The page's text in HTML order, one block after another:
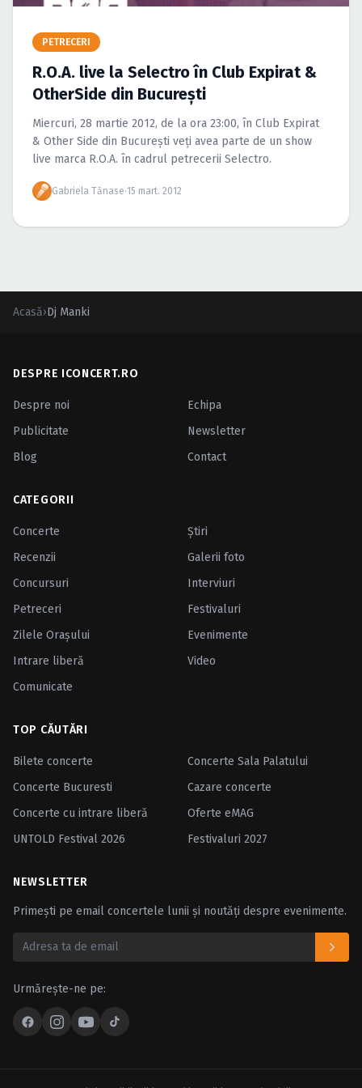
Caută în site...
PETRECERI
R.O.A. live la Selectro în Club Expirat &
OtherSide din Bucureşti
Miercuri, 28 martie 2012, de la ora 23:00, în Club Expirat
& Other Side din Bucureşti veţi avea parte de un show
live marca R.O.A. în cadrul petrecerii Selectro.
Gabriela Tănase·15 mart. 2012
Acasă›Dj Manki
DESPRE ICONCERT.RO
Despre noi
Echipa
Publicitate
Newsletter
Blog
Contact
CATEGORII
Concerte
Ştiri
Recenzii
Galerii foto
Concursuri
Interviuri
Petreceri
Festivaluri
Zilele Oraşului
Evenimente
Intrare liberă
Video
Comunicate
TOP CĂUTĂRI
Bilete concerte
Concerte Sala Palatului
Concerte Bucuresti
Cazare concerte
Concerte cu intrare liberă
Oferte eMAG
UNTOLD Festival 2026
Festivaluri 2027
NEWSLETTER
Primești pe email concertele lunii și noutăți despre evenimente.
Urmărește-ne pe: